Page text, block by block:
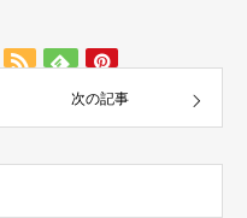
次の記事